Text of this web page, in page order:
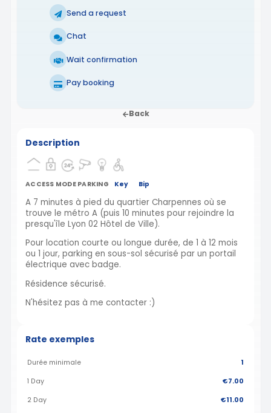
Send a request
Chat
Wait confirmation
Pay booking
Back
Description
ACCESS MODE PARKING Key Bip
A 7 minutes à pied du quartier Charpennes où se
trouve le métro A (puis 10 minutes pour rejoindre la
presqu'île Lyon 02 Hôtel de Ville).
Pour location courte ou longue durée, de 1 à 12 mois
ou 1 jour, parking en sous-sol sécurisé par un portail
électrique avec badge.
Résidence sécurisé.
N'hésitez pas à me contacter :)
Rate exemples
Durée minimale 1
1 Day €7.00
2 Day €11.00